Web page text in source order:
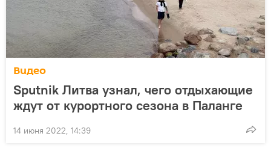
Видео
Sputnik Литва узнал, чего отдыхающие
ждут от курортного сезона в Паланге
14 июня 2022, 14:39